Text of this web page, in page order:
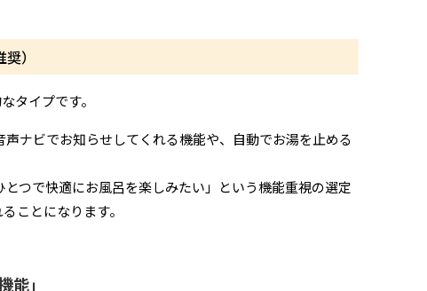
）
タイプです。
ナビでお知らせしてくれる機能や、自動でお湯を止める
つで快適にお風呂を楽しみたい」という機能重視の選定
ことになります。
」